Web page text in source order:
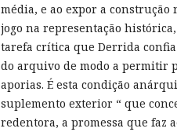
média, e ao expor a
jogo na representação
tarefa crítica que Derrida
do arquivo de modo a permitir
aporias. É esta condição
suplemento exterior “ que
redentora, a promessa que